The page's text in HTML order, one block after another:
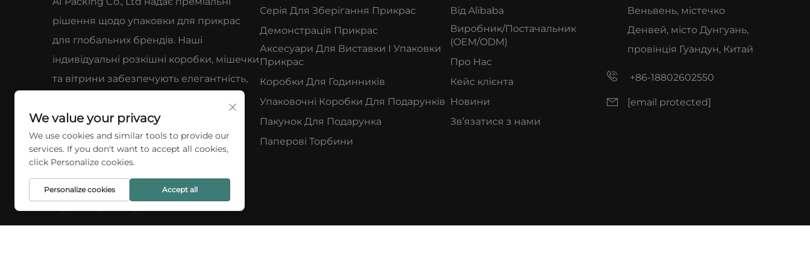
рішення щодо упаковки для прикрас
для глобальних брендів. Наші
індивідуальні розкішні коробки, мішечки
та вітрини забезпечують елегантність,
Нам довіряють понад 100 клієнтів по
всьому світі. Замовте розрахунок уже
сьогодні.
Серія Для Зберігання Прикрас
Демонстрація Прикрас
Аксесуари Для Виставки І Упаковки
Прикрас
Коробки Для Годинників
Упаковочні Коробки Для Подарунків
Пакунок Для Подарунка
Паперові Торбини
Від Alibaba
Виробник/Постачальник
(OEM/ODM)
Про Нас
Кейс клієнта
Новини
Зв’язатися з нами
Веньвень, містечко
Денвей, місто Дунгуань,
провінція Гуандун, Китай
+86-18802602550
[email protected]
We value your privacy
We use cookies and similar tools to provide our
services. If you don't want to accept all cookies,
click Personalize cookies.
Personalize cookies Accept all